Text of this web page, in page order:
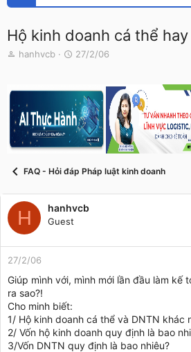
Hộ kinh doanh cá thể hay
T
e
a
d
s
a
r
hanhvcb
N
y
g
ử
i
27/2/06
FAQ - Hỏi đáp Pháp luật kinh doanh
H hanhvcb
Guest
27/2/06
Giúp mình với, mình mới lần đầu làm kế
ra sao?!
Cho minh biết:
1/ Hộ kinh doanh cá thể và DNTN khác
2/ Vốn hộ kinh doanh quy định là bao
3/Vốn DNTN quy định là bao nhiêu?